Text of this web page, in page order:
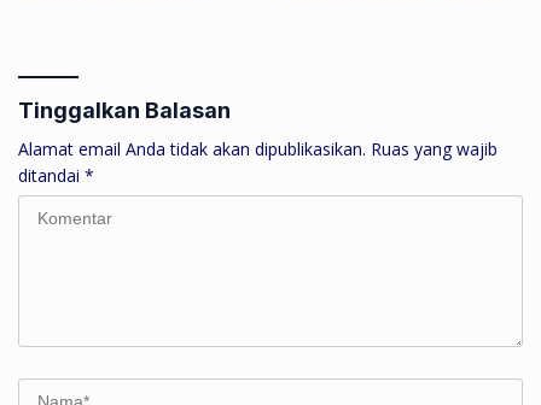
Tinggalkan Balasan
Alamat email Anda tidak akan dipublikasikan. Ruas yang wajib
ditandai *